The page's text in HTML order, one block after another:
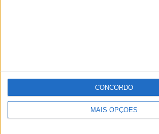
MAIS OPÇÕES
CONCORDO